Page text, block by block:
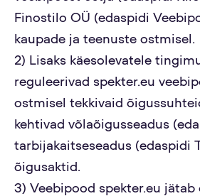
Finostilo OÜ (edaspidi
kaupade ja teenuste ostmisel.
2) Lisaks käesolevatele
reguleerivad spekter.eu
ostmisel tekkivaid
kehtivad võlaõigusseadus
tarbijakaitseseadus (edaspidi
õigusaktid.
3) Veebipood spekter.eu jätab